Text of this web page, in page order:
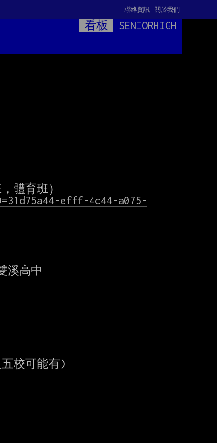
關於我們
聯絡資訊
看板 SENIORHIGH
efff-4c44-a075-
校可能有)